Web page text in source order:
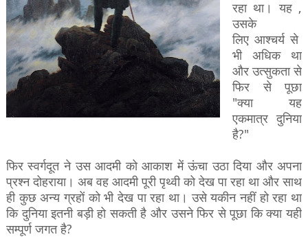
रहा था।
यह ,
उसके
लिए आश्चर्य से
भी अधिक
था
और उत्सुकता से
फिर
से
पूछा
"क्या
यह
एकमात्र दुनिया
है?"
फिर स्वर्गदूत ने उस आदमी को आकाश में ऊंचा उठा दिया और अपना
प्रश्न दोहराया। अब वह आदमी पूरी पृथ्वी को देख पा रहा था और साथ
ही कुछ अन्य ग्रहों को भी देख पा रहा था। उसेयकीन नहीं हो रहा था
कि दुनिया इतनी बड़ी हो सकती है और उसने फिर से पूछा कि क्या यही
सम्पूर्ण जगत है?